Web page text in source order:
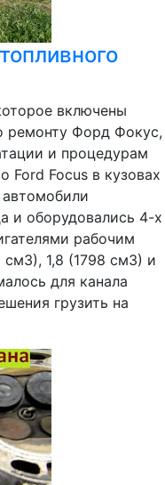
включены
ремонту Форд Фокус,
и процедурам
Ford Focus в кузовах
и оборудовались 4-х
рабочим
1,8 (1798 см3) и
для канала
грузить на